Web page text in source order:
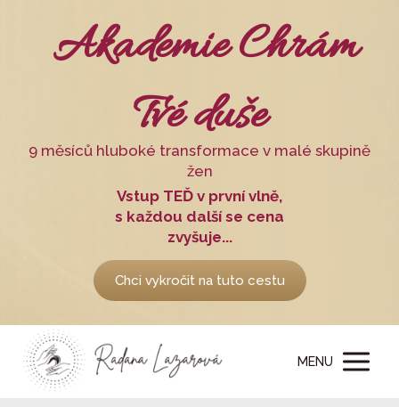
Akademie Chrám
Tvé duše
9 měsíců hluboké transformace v malé skupině
žen
Vstup TEĎ v první vlně,
s každou další se cena
zvyšuje...
Chci vykročit na tuto cestu
MENU